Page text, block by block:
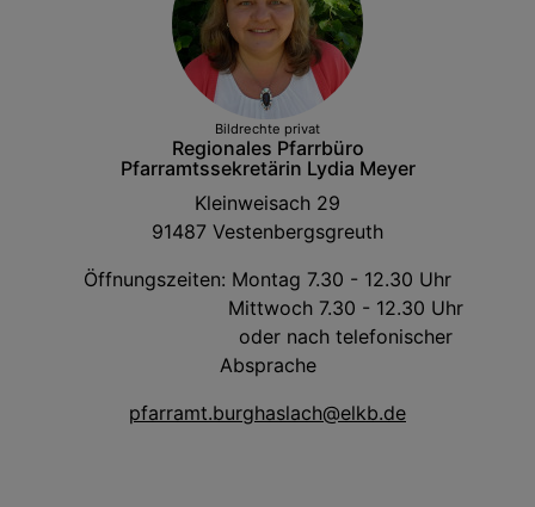
Bildrechte privat
Regionales Pfarrbüro
Pfarramtssekretärin Lydia Meyer
Kleinweisach 29
91487 Vestenbergsgreuth
Öffnungszeiten: Montag 7.30 - 12.30 Uhr
Mittwoch 7.30 - 12.30 Uhr
oder nach telefonischer
Absprache
pfarramt.burghaslach@elkb.de